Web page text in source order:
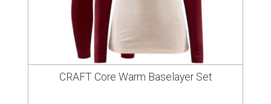
CRAFT Core Warm Baselayer Set